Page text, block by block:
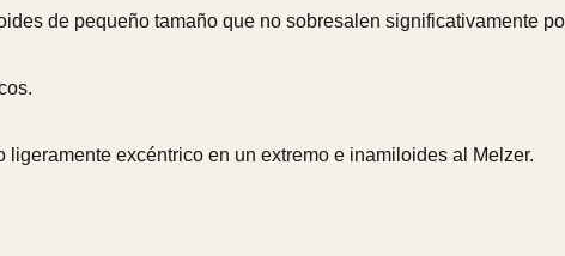
de pequeño tamaño que no sobresalen significativamente
excéntrico en un extremo e inamiloides al Melzer.